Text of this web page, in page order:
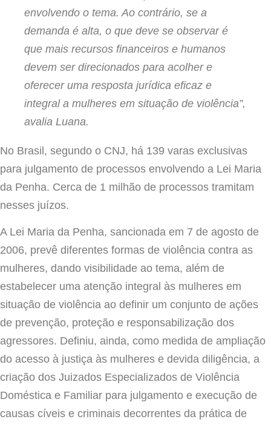
envolvendo o tema. Ao contrário, se a
demanda é alta, o que deve se observar é
que mais recursos financeiros e humanos
devem ser direcionados para acolher e
oferecer uma resposta jurídica eficaz e
integral a mulheres em situação de violência”,
avalia Luana.
No Brasil, segundo o CNJ, há 139 varas exclusivas
para julgamento de processos envolvendo a Lei Maria
da Penha. Cerca de 1 milhão de processos tramitam
nesses juízos.
A Lei Maria da Penha, sancionada em 7 de agosto de
2006, prevê diferentes formas de violência contra as
mulheres, dando visibilidade ao tema, além de
estabelecer uma atenção integral às mulheres em
situação de violência ao definir um conjunto de ações
de prevenção, proteção e responsabilização dos
agressores. Definiu, ainda, como medida de ampliação
do acesso à justiça às mulheres e devida diligência, a
criação dos Juizados Especializados de Violência
Doméstica e Familiar para julgamento e execução de
causas cíveis e criminais decorrentes da prática de